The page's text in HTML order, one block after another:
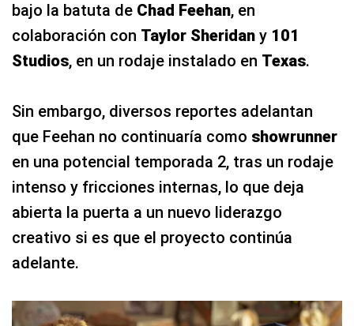
bajo la batuta de Chad Feehan, en
colaboración con Taylor Sheridan y 101
Studios, en un rodaje instalado en Texas.
Sin embargo, diversos reportes adelantan
que Feehan no continuaría como showrunner
en una potencial temporada 2, tras un rodaje
intenso y fricciones internas, lo que deja
abierta la puerta a un nuevo liderazgo
creativo si es que el proyecto continúa
adelante.